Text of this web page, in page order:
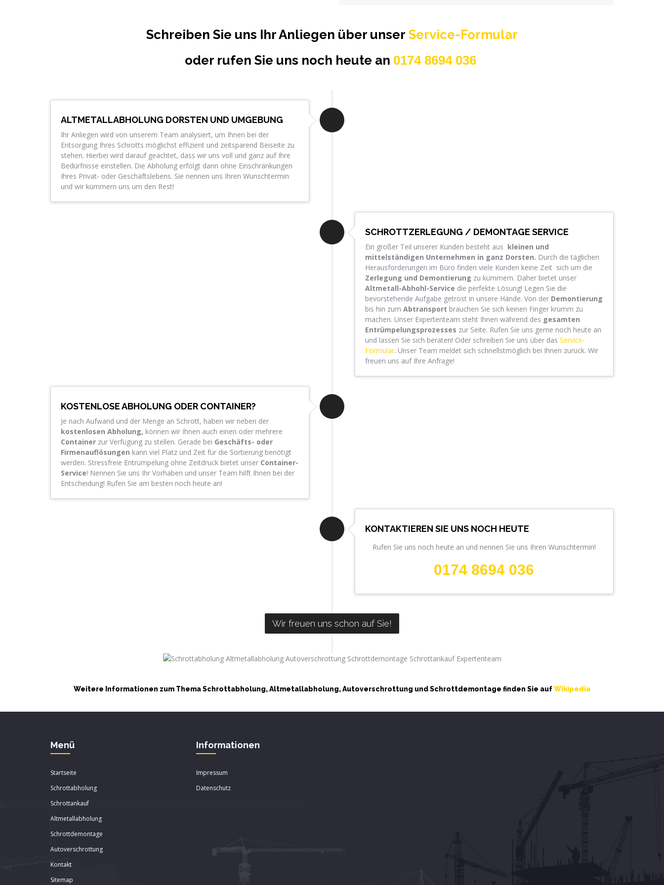
Schreiben Sie uns Ihr Anliegen über unser Service-Formular
oder rufen Sie uns noch heute an 0174 8694 036
ALTMETALLABHOLUNG DORSTEN UND UMGEBUNG
Ihr Anliegen wird von unserem Team analysiert, um Ihnen bei der
Entsorgung Ihres Schrotts möglichst effizient und zeitsparend Beiseite zu
stehen. Hierbei wird darauf geachtet, dass wir uns voll und ganz auf Ihre
Bedürfnisse einstellen. Die Abholung erfolgt dann ohne Einschränkungen
Ihres Privat- oder Geschäftslebens. Sie nennen uns Ihren Wunschtermin
und wir kümmern uns um den Rest!
SCHROTTZERLEGUNG / DEMONTAGE SERVICE
Ein großer Teil unserer Kunden besteht aus kleinen und
mittelständigen Unternehmen in ganz Dorsten. Durch die täglichen
Herausforderungen im Büro finden viele Kunden keine Zeit sich um die
Zerlegung und Demontierung zu kümmern. Daher bietet unser
Altmetall-Abhohl-Service die perfekte Lösung! Legen Sie die
bevorstehende Aufgabe getrost in unsere Hände. Von der Demontierung
bis hin zum Abtransport brauchen Sie sich keinen Finger krumm zu
machen. Unser Expertenteam steht Ihnen während des gesamten
Entrümpelungsprozesses zur Seite. Rufen Sie uns gerne noch heute an
und lassen Sie sich beraten! Oder schreiben Sie uns über das Service-
Formular. Unser Team meldet sich schnellstmöglich bei Ihnen zurück. Wir
freuen uns auf Ihre Anfrage!
KOSTENLOSE ABHOLUNG ODER CONTAINER?
Je nach Aufwand und der Menge an Schrott, haben wir neben der
kostenlosen Abholung, können wir Ihnen auch einen oder mehrere
Container zur Verfügung zu stellen. Gerade bei Geschäfts- oder
Firmenauflösungen kann viel Platz und Zeit für die Sortierung benötigt
werden. Stressfreie Entrümpelung ohne Zeitdruck bietet unser Container-
Service! Nennen Sie uns Ihr Vorhaben und unser Team hilft Ihnen bei der
Entscheidung! Rufen Sie am besten noch heute an!
KONTAKTIEREN SIE UNS NOCH HEUTE
Rufen Sie uns noch heute an und nennen Sie uns Ihren Wunschtermin!
0174 8694 036
Wir freuen uns schon auf Sie!
Weitere Informationen zum Thema Schrottabholung, Altmetallabholung, Autoverschrottung und Schrottdemontage finden Sie aufWikipedia
Menü
Startseite
Schrottabholung
Schrottankauf
Altmetallabholung
Schrottdemontage
Autoverschrottung
Kontakt
Sitemap
Informationen
Impressum
Datenschutz